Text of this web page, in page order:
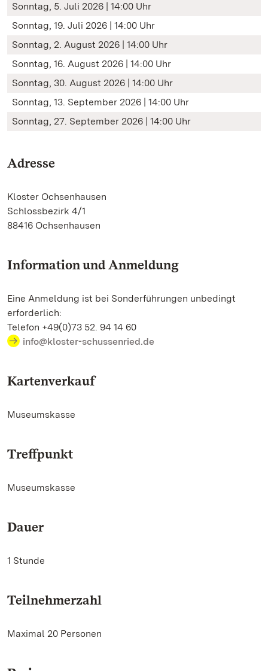
Sonntag, 5. Juli 2026 | 14:00 Uhr
Sonntag, 19. Juli 2026 | 14:00 Uhr
Sonntag, 2. August 2026 | 14:00 Uhr
Sonntag, 16. August 2026 | 14:00 Uhr
Sonntag, 30. August 2026 | 14:00 Uhr
Sonntag, 13. September 2026 | 14:00 Uhr
Sonntag, 27. September 2026 | 14:00 Uhr
Adresse
Kloster Ochsenhausen
Schlossbezirk 4/1
88416 Ochsenhausen
Information und Anmeldung
Eine Anmeldung ist bei Sonderführungen unbedingt
erforderlich:
Telefon +49(0)73 52. 94 14 60
info@kloster-schussenried.de
Kartenverkauf
Museumskasse
Treffpunkt
Museumskasse
Dauer
1 Stunde
Teilnehmerzahl
Maximal 20 Personen